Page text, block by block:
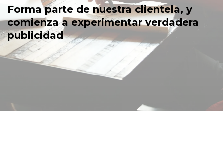
Forma parte de nuestra clientela, y
comienza a experimentar verdadera
publicidad